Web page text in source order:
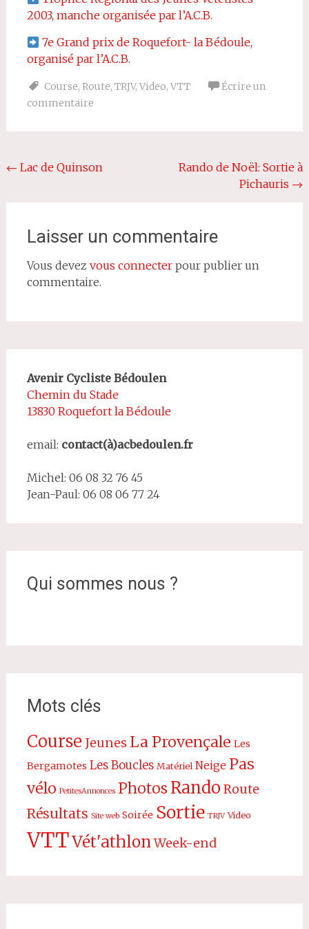
2003, manche organisée par l’A.C.B.
7e Grand prix de Roquefort- la Bédoule,
organisé par l’A.C.B.
Course, Route, TRJV,Video, VTT
Écrire un
commentaire
Navigation
← Lac de Quinson
Rando de Noël: Sortie à
Pichauris →
Laisser un commentaire
Vous devez vous connecterpour publier un
commentaire.
Avenir Cycliste Bédoulen
Chemin du Stade
13830 Roquefort la Bédoule
email: contact(à)acbedoulen.fr
Michel: 06 08 32 76 45
Jean-Paul: 06 08 06 77 24
Qui sommes nous ?
Mots clés
Course Jeunes La Provençale Les
Bergamotes Les Boucles Matériel Neige Pas
vélo PetitesAnnonces Photos Rando Route
Résultats Site web Soirée Sortie TRJV Video
VTTVét'athlon Week-end